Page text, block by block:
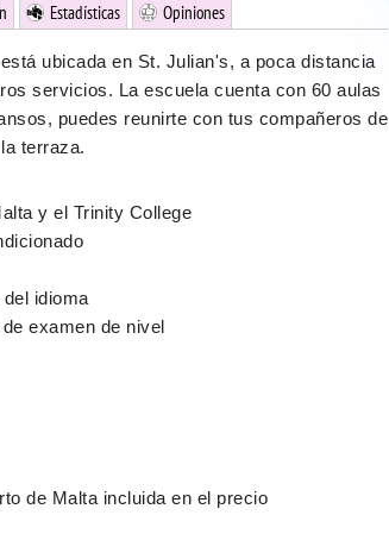
Estadísticas Opiniones
ubicada en St. Julian's, a poca distancia
servicios. La escuela cuenta con 60 aulas
puedes reunirte con tus compañeros de
terraza.
y el Trinity College
idioma
examen de nivel
de Malta incluida en el precio